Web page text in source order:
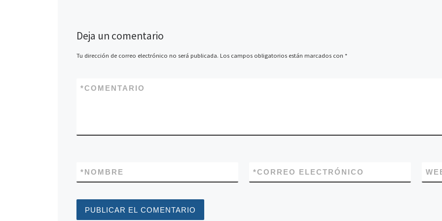
Deja un comentario
Tu dirección de correo electrónico no será publicada. Los campos obligatorios están marcados con *
COMENTARIO
*
NOMBRE
* CORREO ELECTRÓNICO
*